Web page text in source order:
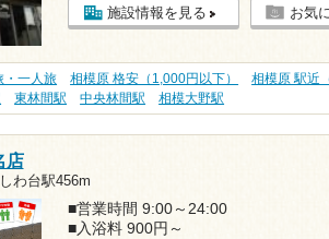
施設情報を見る お気
・一人旅 相模原 格安（1,000円以下） 相模原 駅近
東林間駅 中央林間駅 相模大野駅
店
わ台駅456m
■営業時間 9:00～24:00
■入浴料 900円～